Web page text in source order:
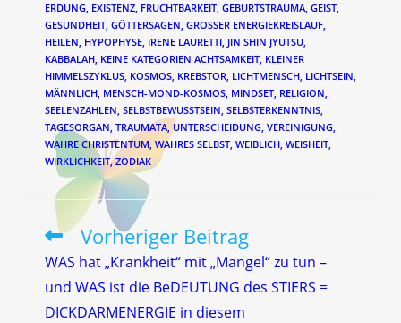
ERDUNG, EXISTENZ, FRUCHTBARKEIT, GEBURTSTRAUMA, GEIST,
GESUNDHEIT, GÖTTERSAGEN, GROSSER ENERGIEKREISLAUF ,
HEILEN, HYPOPHYSE, IRENE LAURETTI, JIN SHIN JYUTSU,
KABBALAH, KEINE KATEGORIEN ACHTSAMKEIT, KLEINER
HIMMELSZYKLUS, KOSMOS, KREBSTOR, LICHTMENSCH, LICHTSEIN,
MÄNNLICH, MENSCH-MOND-KOSMOS, MINDSET, RELIGION,
SEELENZAHLEN, SELBSTBEWUSSTSEIN, SELBSTERKENNTNIS,
TAGESORGAN, TRAUMATA, UNTERSCHEIDUNG, VEREINIGUNG,
WAHRE CHRISTENTUM, WAHRES SELBST, WEIBLICH, WEISHEIT,
WIRKLICHKEIT, ZODIAK
Weitere
Artikel
ansehen
Vorheriger Beitrag
WAS hat „Krankheit“ mit „Mangel“ zu tun –
und WAS ist die BeDEUTUNG des STIERS =
DICKDARMENERGIE in diesem